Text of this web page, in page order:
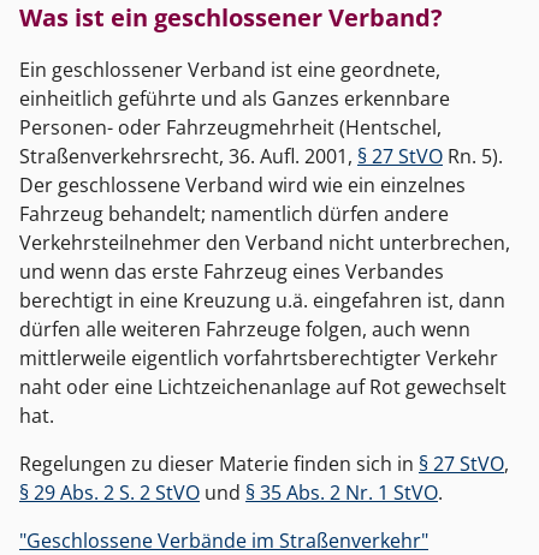
Was ist ein geschlossener Verband?
Ein geschlossener Verband ist eine geordnete,
einheitlich geführte und als Ganzes erkennbare
Personen- oder Fahrzeugmehrheit (Hentschel,
Straßenverkehrsrecht, 36. Aufl. 2001, § 27 StVO Rn. 5).
Der geschlossene Verband wird wie ein einzelnes
Fahrzeug behandelt; namentlich dürfen andere
Verkehrsteilnehmer den Verband nicht unterbrechen,
und wenn das erste Fahrzeug eines Verbandes
berechtigt in eine Kreuzung u.ä. eingefahren ist, dann
dürfen alle weiteren Fahrzeuge folgen, auch wenn
mittlerweile eigentlich vorfahrtsberechtigter Verkehr
naht oder eine Lichtzeichenanlage auf Rot gewechselt
hat.
Regelungen zu dieser Materie finden sich in § 27 StVO,
§ 29 Abs. 2 S. 2 StVO und § 35 Abs. 2 Nr. 1 StVO.
"Geschlossene Verbände im Straßenverkehr"